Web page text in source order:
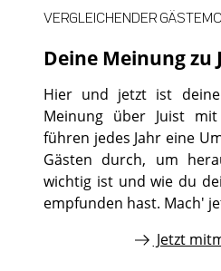
Deine Meinung zu
VERGLEICHENDER
Hier und jetzt ist
Meinung über Juist
führen jedes Jahr eine
Gästen durch, um
wichtig ist und wie du
empfunden hast. Mach'
Jetzt